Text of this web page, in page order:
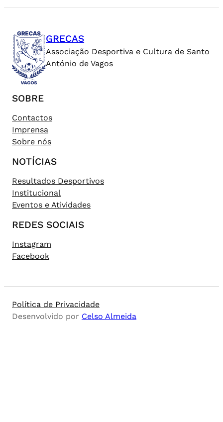
GRECAS
Associação Desportiva e Cultura de Santo
António de Vagos
SOBRE
Contactos
Imprensa
Sobre nós
NOTÍCIAS
Resultados Desportivos
Institucional
Eventos e Atividades
REDES SOCIAIS
Instagram
Facebook
Política de Privacidade
Desenvolvido por Celso Almeida